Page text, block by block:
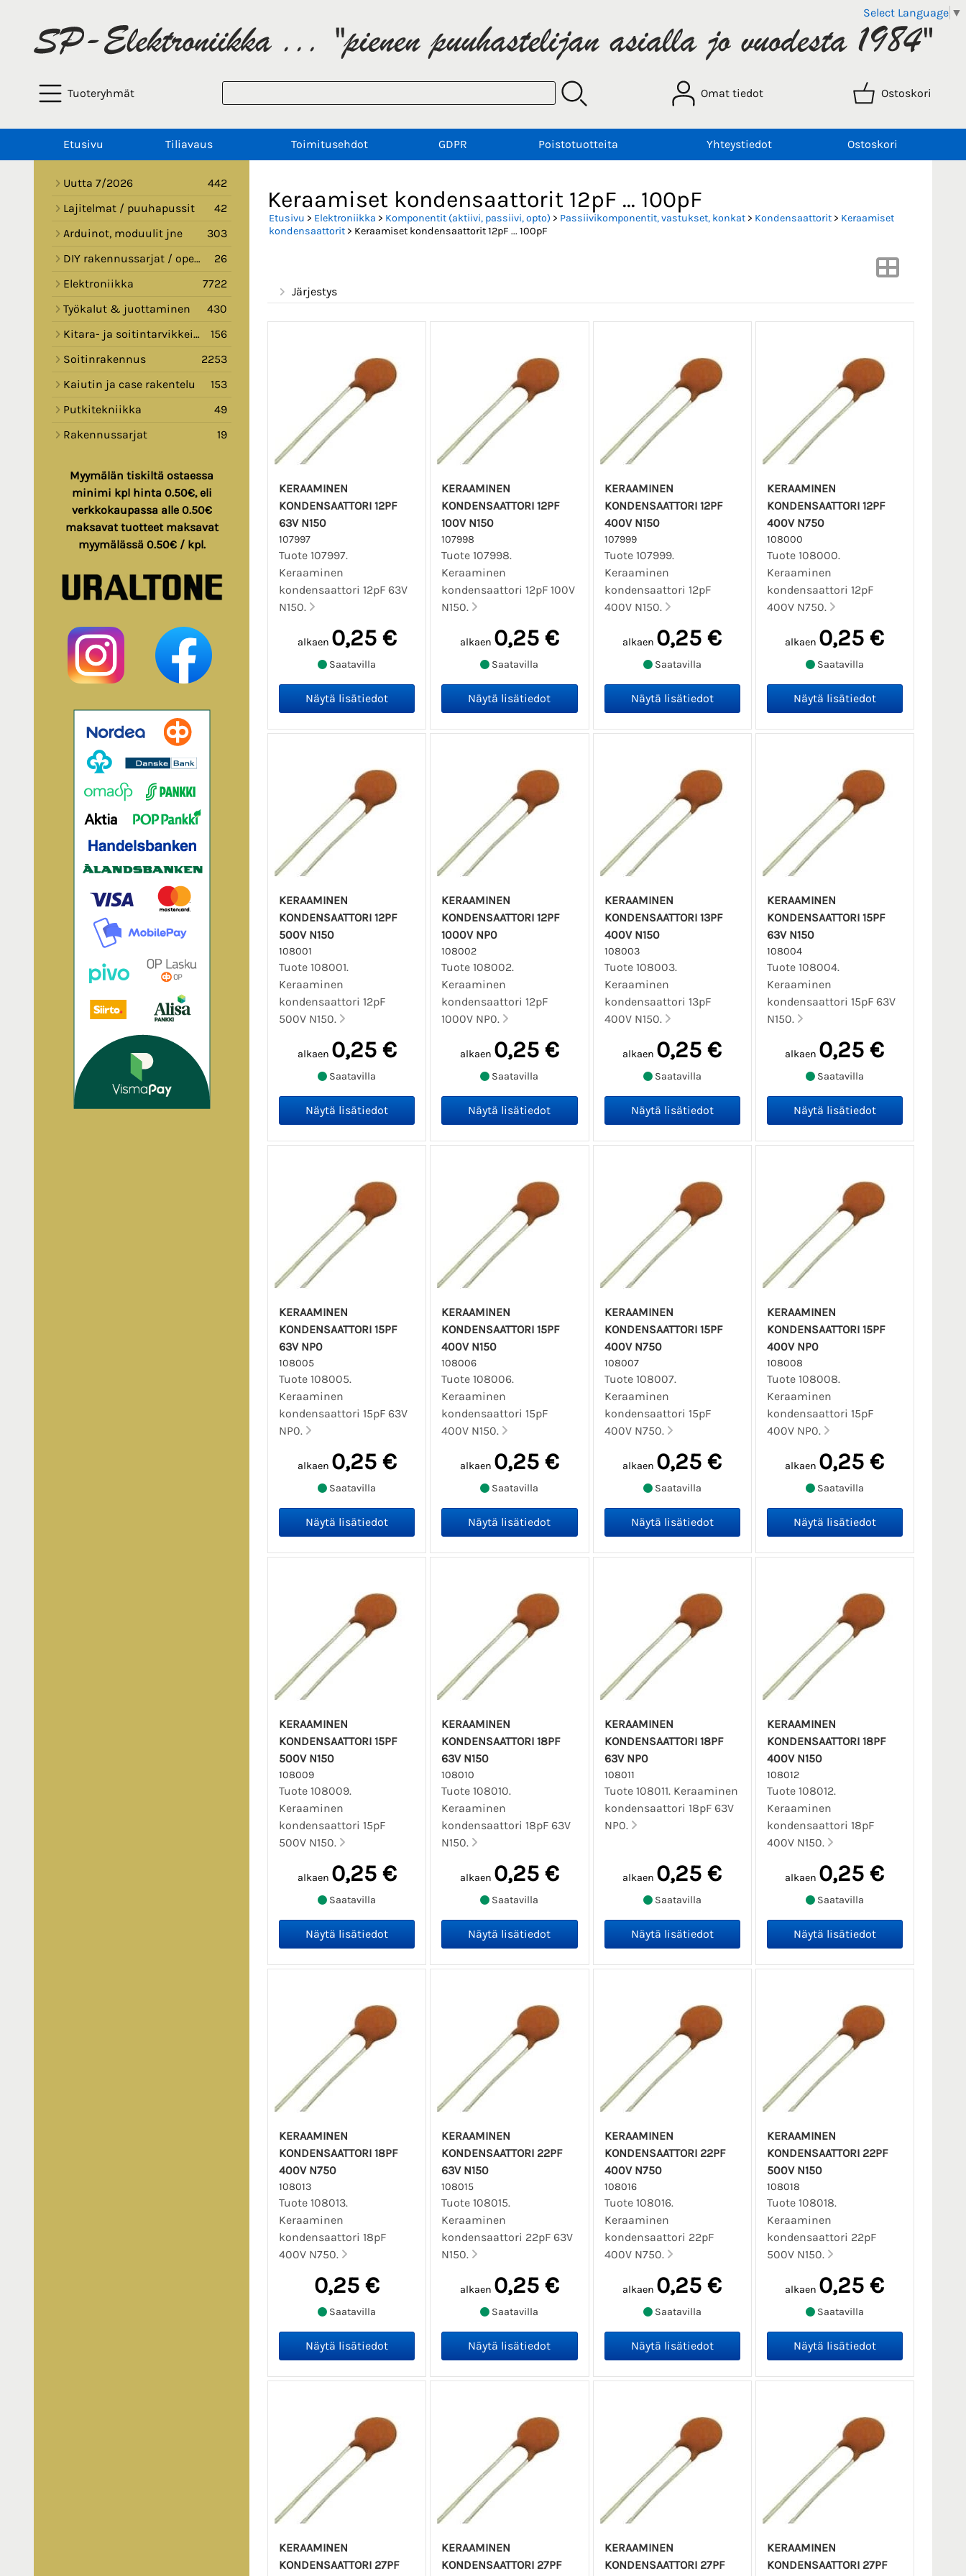
Select Language ▼
Tuoteryhmät Omat tiedot Ostoskori
Etusivu Tiliavaus Toimitusehdot GDPR Poistotuotteita Yhteystiedot Ostoskori
Uutta 7/2026
442
Lajitelmat / puuhapussit
42
Arduinot, moduulit jne
303
DIY rakennussarjat / opetussarjat
26
Elektroniikka
7722
Työkalut & juottaminen
430
Kitara- ja soitintarvikkeita
156
Soitinrakennus
2253
Kaiutin ja case rakentelu
153
Putkitekniikka
49
Rakennussarjat
19
Myymälän tiskiltä ostaessa
minimi kpl hinta 0.50€, eli
verkkokaupassa alle 0.50€
maksavat tuotteet maksavat
myymälässä 0.50€ / kpl.
Keraamiset kondensaattorit 12pF ... 100pF
Etusivu > Elektroniikka > Komponentit (aktiivi, passiivi, opto) > Passiivikomponentit, vastukset, konkat> Kondensaattorit> Keraamiset
kondensaattorit> Keraamiset kondensaattorit 12pF ... 100pF
Järjestys
KERAAMINEN
KONDENSAATTORI 12PF
63V N150
107997
Tuote 107997.
Keraaminen
kondensaattori 12pF 63V
N150.
alkaen 0,25 €
Saatavilla
KERAAMINEN
KONDENSAATTORI 12PF
100V N150
107998
Tuote 107998.
Keraaminen
kondensaattori 12pF 100V
N150.
alkaen 0,25 €
Saatavilla
KERAAMINEN
KONDENSAATTORI 12PF
400V N150
107999
Tuote 107999.
Keraaminen
kondensaattori 12pF
400V N150.
alkaen 0,25 €
Saatavilla
KERAAMINEN
KONDENSAATTORI 12PF
400V N750
108000
Tuote 108000.
Keraaminen
kondensaattori 12pF
400V N750.
alkaen 0,25 €
Saatavilla
KERAAMINEN
KONDENSAATTORI 12PF
500V N150
108001
Tuote 108001.
Keraaminen
kondensaattori 12pF
500V N150.
alkaen 0,25 €
Saatavilla
KERAAMINEN
KONDENSAATTORI 12PF
1000V NP0
108002
Tuote 108002.
Keraaminen
kondensaattori 12pF
1000V NP0.
alkaen 0,25 €
Saatavilla
KERAAMINEN
KONDENSAATTORI 13PF
400V N150
108003
Tuote 108003.
Keraaminen
kondensaattori 13pF
400V N150.
alkaen 0,25 €
Saatavilla
KERAAMINEN
KONDENSAATTORI 15PF
63V N150
108004
Tuote 108004.
Keraaminen
kondensaattori 15pF 63V
N150.
alkaen 0,25 €
Saatavilla
KERAAMINEN
KONDENSAATTORI 15PF
63V NP0
108005
Tuote 108005.
Keraaminen
kondensaattori 15pF 63V
NP0.
alkaen 0,25 €
Saatavilla
KERAAMINEN
KONDENSAATTORI 15PF
400V N150
108006
Tuote 108006.
Keraaminen
kondensaattori 15pF
400V N150.
alkaen 0,25 €
Saatavilla
KERAAMINEN
KONDENSAATTORI 15PF
400V N750
108007
Tuote 108007.
Keraaminen
kondensaattori 15pF
400V N750.
alkaen 0,25 €
Saatavilla
KERAAMINEN
KONDENSAATTORI 15PF
400V NP0
108008
Tuote 108008.
Keraaminen
kondensaattori 15pF
400V NP0.
alkaen 0,25 €
Saatavilla
KERAAMINEN
KONDENSAATTORI 15PF
500V N150
108009
Tuote 108009.
Keraaminen
kondensaattori 15pF
500V N150.
alkaen 0,25 €
Saatavilla
KERAAMINEN
KONDENSAATTORI 18PF
63V N150
108010
Tuote 108010.
Keraaminen
kondensaattori 18pF 63V
N150.
alkaen 0,25 €
Saatavilla
KERAAMINEN
KONDENSAATTORI 18PF
63V NP0
108011
Tuote 108011. Keraaminen
kondensaattori 18pF 63V
NP0.
alkaen 0,25 €
Saatavilla
KERAAMINEN
KONDENSAATTORI 18PF
400V N150
108012
Tuote 108012.
Keraaminen
kondensaattori 18pF
400V N150.
alkaen 0,25 €
Saatavilla
KERAAMINEN
KONDENSAATTORI 18PF
400V N750
108013
Tuote 108013.
Keraaminen
kondensaattori 18pF
400V N750.
0,25 €
Saatavilla
KERAAMINEN
KONDENSAATTORI 22PF
63V N150
108015
Tuote 108015.
Keraaminen
kondensaattori 22pF 63V
N150.
alkaen 0,25 €
Saatavilla
KERAAMINEN
KONDENSAATTORI 22PF
400V N750
108016
Tuote 108016.
Keraaminen
kondensaattori 22pF
400V N750.
alkaen 0,25 €
Saatavilla
KERAAMINEN
KONDENSAATTORI 22PF
500V N150
108018
Tuote 108018.
Keraaminen
kondensaattori 22pF
500V N150.
alkaen 0,25 €
Saatavilla
KERAAMINEN
KONDENSAATTORI 27PF
KERAAMINEN
KONDENSAATTORI 27PF
KERAAMINEN
KONDENSAATTORI 27PF
KERAAMINEN
KONDENSAATTORI 27PF